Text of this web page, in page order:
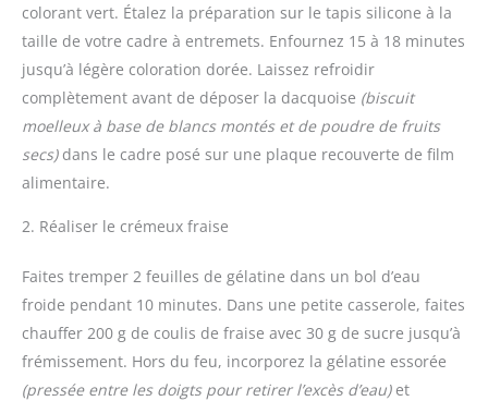
colorant vert. Étalez la préparation sur le tapis silicone à la
taille de votre cadre à entremets. Enfournez 15 à 18 minutes
jusqu’à légère coloration dorée. Laissez refroidir
complètement avant de déposer la dacquoise (biscuit
moelleux à base de blancs montés et de poudre de fruits
secs)dans le cadre posé sur une plaque recouverte de film
alimentaire.
2. Réaliser le crémeux fraise
Faites tremper 2 feuilles de gélatine dans un bol d’eau
froide pendant 10 minutes. Dans une petite casserole, faites
chauffer 200 g de coulis de fraise avec 30 g de sucre jusqu’à
frémissement. Hors du feu, incorporez la gélatine essorée
(pressée entre les doigts pour retirer l’excès d’eau)et